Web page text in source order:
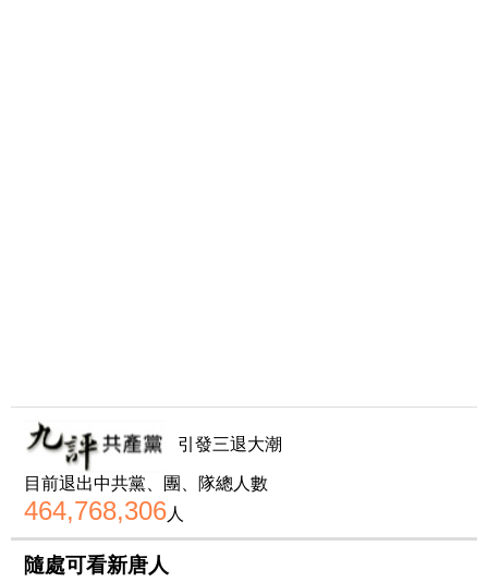
引發三退大潮
目前退出中共黨、團、隊總人數
464,768,306人
隨處可看新唐人